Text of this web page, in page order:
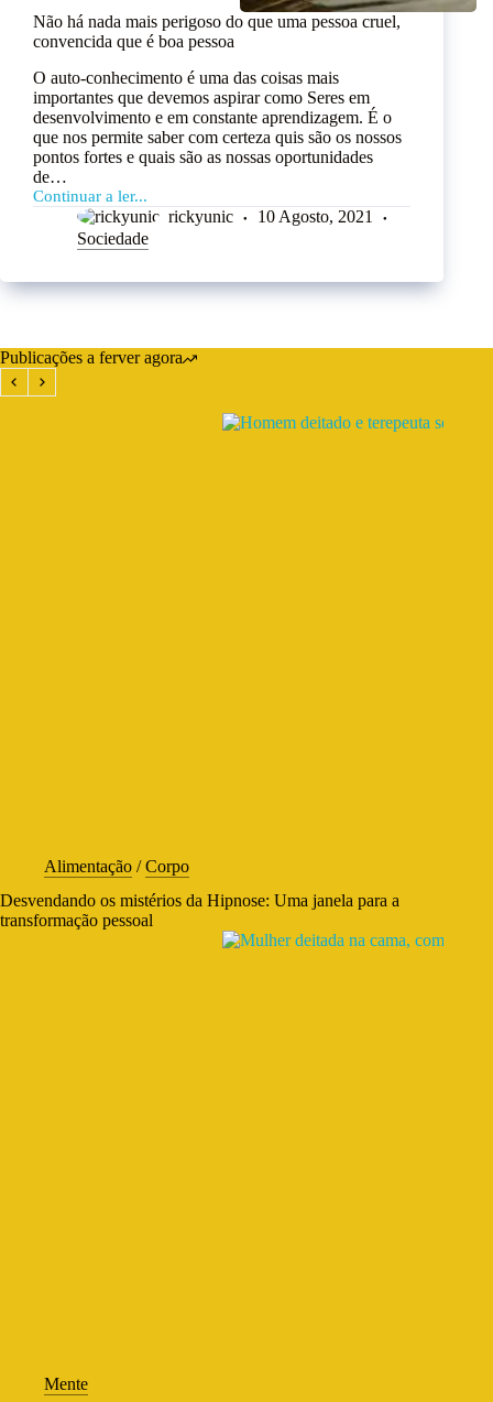
Não há nada mais perigoso do que uma pessoa cruel,
convencida que é boa pessoa
O auto-conhecimento é uma das coisas mais
importantes que devemos aspirar como Seres em
desenvolvimento e em constante aprendizagem. É o
que nos permite saber com certeza quis são os nossos
pontos fortes e quais são as nossas oportunidades
de…
Continuar a ler...
rickyunic
10 Agosto, 2021
Sociedade
Publicações a ferver agora
Alimentação /Corpo
Desvendando os mistérios da Hipnose: Uma janela para a
transformação pessoal
Mente